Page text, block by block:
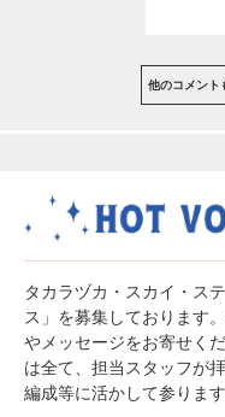
他のコメント
タカラヅカ・スカイ・ス
ス」を募集しております
やメッセージをお寄せく
は全て、担当スタッフが
編成等に活かして参ります